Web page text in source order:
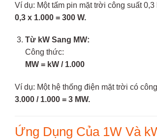
Ví dụ: Một tấm pin mặt trời công suất
0,3 x 1.000 = 300 W.
Từ kW Sang MW:
Công thức:
MW = kW / 1.000
Ví dụ: Một hệ thống điện mặt trời có
3.000 / 1.000 = 3 MW.
Ứng Dụng Của 1W Và